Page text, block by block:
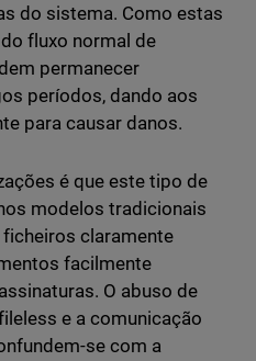
do sistema. Como estas
fluxo normal de
permanecer
períodos, dando aos
para causar danos.
é que este tipo de
modelos tradicionais
claramente
facilmente
O abuso de
e a comunicação
se com a